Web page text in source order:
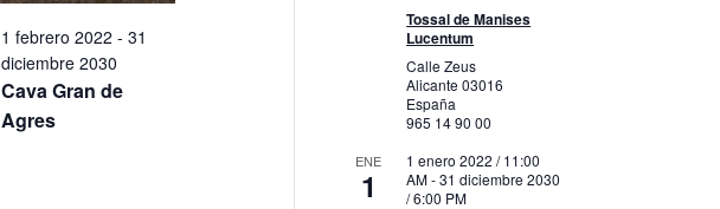
Cava Gran de
Agres
1 febrero 2022 -31
diciembre 2030
Tossal de Manises
Lucentum
Calle Zeus
Alicante03016
España
965 14 90 00
ENE
1
1 enero 2022 / 11:00
AM-31 diciembre 2030
/ 6:00 PM